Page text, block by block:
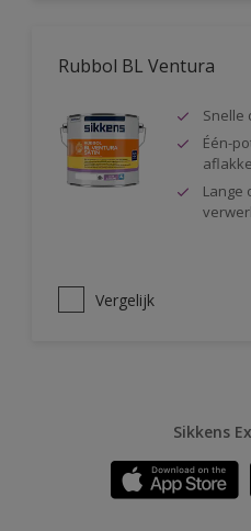
Rubbol BL Ventura
Snelle
Één-
Lange
Vergelijk
Sikkens